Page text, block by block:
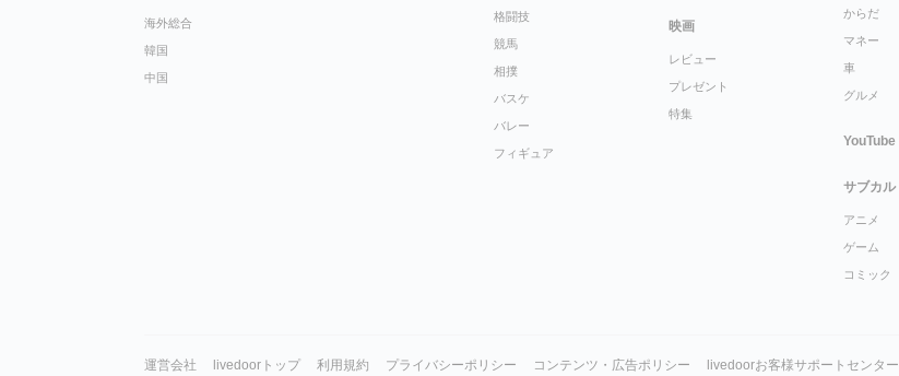
海外総合
韓国
中国
格闘技
競馬
相撲
バスケ
バレー
フィギュア
映画
レビュー
プレゼント
特集
からだ
マネー
車
グルメ
YouTube
サブカル
アニメ
ゲーム
コミック
運営会社 livedoorトップ 利用規約 プライバシーポリシー コンテンツ・広告ポリシー livedoorお客様サポートセンター